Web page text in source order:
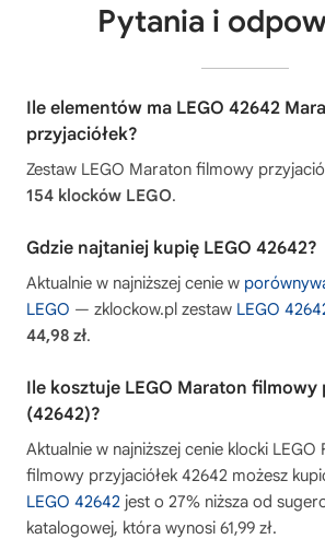
Pytania i
Ile elementów ma LEGO 42642
przyjaciółek?
Zestaw LEGO Maraton filmowy
154 klocków LEGO.
Gdzie najtaniej kupię LEGO 42642?
Aktualnie w najniższej cenie w
LEGO — zklockow.pl zestaw LEGO
44,98 zł.
Ile kosztuje LEGO Maraton filmowy
(42642)?
Aktualnie w najniższej cenie klocki
filmowy przyjaciółek 42642 możesz
LEGO 42642 jest o 27% niższa od
katalogowej, która wynosi 61,99 zł.